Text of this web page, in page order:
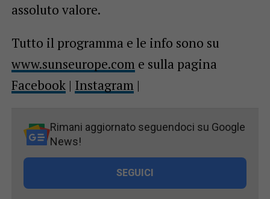
assoluto valore.
Tutto il programma e le info sono su
www.sunseurope.come sulla pagina
Facebook| Instagram|
Rimani aggiornato seguendoci su Google
News!
SEGUICI